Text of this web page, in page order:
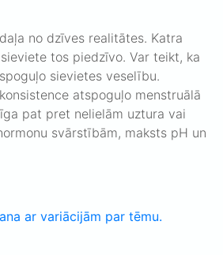
no dzīves realitātes. Katra
tos piedzīvo. Var teikt, ka
sievietes veselību.
atspoguļo menstruālā
pat pret nelielām uztura vai
svārstībām, maksts pH un